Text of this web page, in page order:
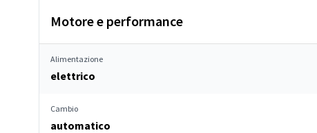
Motore e performance
Alimentazione
elettrico
Cambio
automatico